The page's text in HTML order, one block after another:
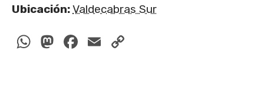
Ubicación:Valdecabras Sur
WhatsApp
Mastodon
Facebook
Email